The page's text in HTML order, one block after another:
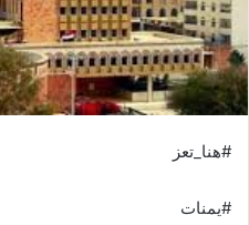
#هنا_تعز
#يمنات